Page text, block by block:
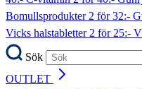
Bomullsprodukter2 för 32:-
Vicks halstabletter2 för 25:-
Sök
OUTLET